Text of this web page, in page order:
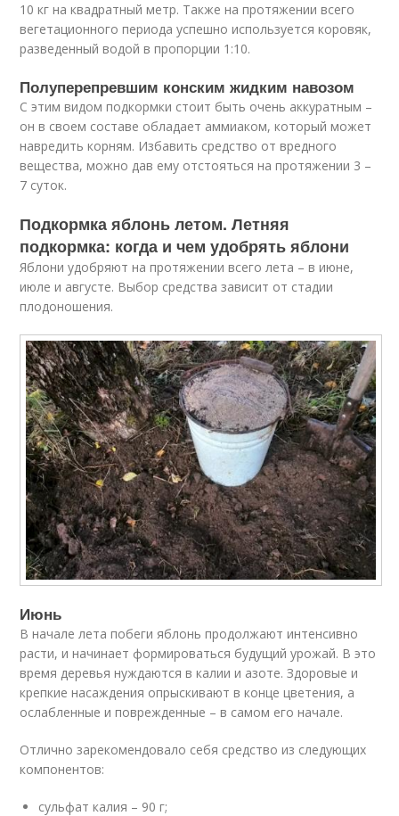
10 кг на квадратный метр. Также на протяжении всего
вегетационного периода успешно используется коровяк,
разведенный водой в пропорции 1:10.
Полуперепревшим конским жидким навозом
С этим видом подкормки стоит быть очень аккуратным –
он в своем составе обладает аммиаком, который может
навредить корням. Избавить средство от вредного
вещества, можно дав ему отстояться на протяжении 3 –
7 суток.
Подкормка яблонь летом. Летняя
подкормка: когда и чем удобрять яблони
Яблони удобряют на протяжении всего лета – в июне,
июле и августе. Выбор средства зависит от стадии
плодоношения.
Июнь
В начале лета побеги яблонь продолжают интенсивно
расти, и начинает формироваться будущий урожай. В это
время деревья нуждаются в калии и азоте. Здоровые и
крепкие насаждения опрыскивают в конце цветения, а
ослабленные и поврежденные – в самом его начале.
Отлично зарекомендовало себя средство из следующих
компонентов:
сульфат калия – 90 г;